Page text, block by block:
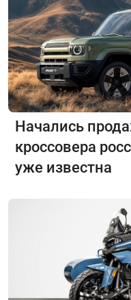
Начались
кроссовера
уже известна